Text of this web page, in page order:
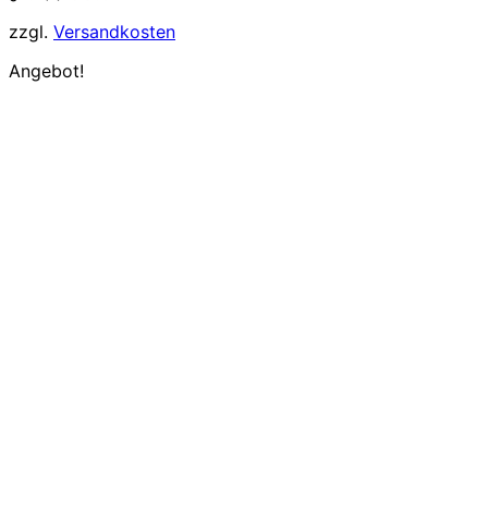
zzgl. Versandkosten
Angebot!